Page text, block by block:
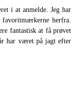
i at anmelde. Jeg har
herfra.
fantastisk at få prøvet
har været på jagt efter